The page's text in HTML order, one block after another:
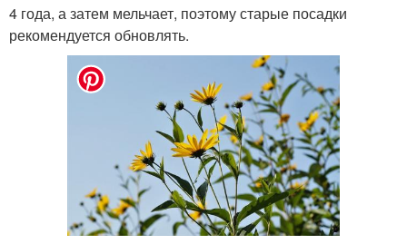
4 года, а затем мельчает, поэтому старые посадки
рекомендуется обновлять.